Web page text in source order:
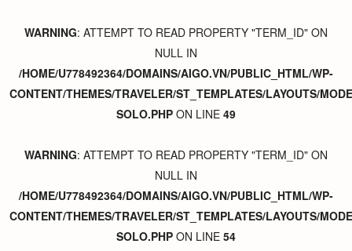
WARNING: ATTEMPT TO READ PROPERTY "TERM_ID" ON
NULL IN
/HOME/U778492364/DOMAINS/AIGO.VN/PUBLIC_HTML/WP-
CONTENT/THEMES/TRAVELER/ST_TEMPLATES/LAYOUTS/
SOLO.PHP ON LINE 49
WARNING: ATTEMPT TO READ PROPERTY "TERM_ID" ON
NULL IN
/HOME/U778492364/DOMAINS/AIGO.VN/PUBLIC_HTML/WP-
CONTENT/THEMES/TRAVELER/ST_TEMPLATES/LAYOUTS/
SOLO.PHP ON LINE 54